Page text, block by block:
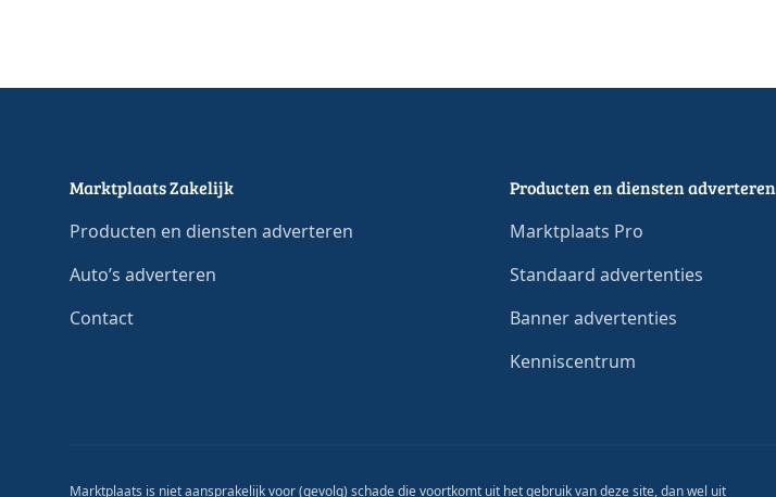
Marktplaats Zakelijk
Producten en diensten adverteren
Auto’s adverteren
Contact
Producten en diensten adverteren
Marktplaats Pro
Standaard advertenties
Banner advertenties
Kenniscentrum
Marktplaats is niet aansprakelijk voor (gevolg) schade die voortkomt uit het gebruik van deze site, dan wel uit